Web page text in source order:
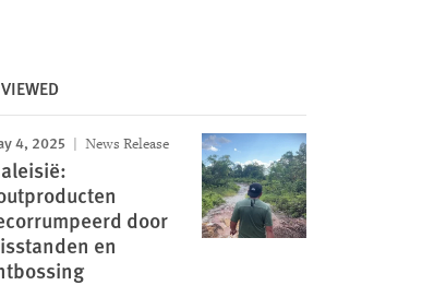
4, 2025 News Release
door
en